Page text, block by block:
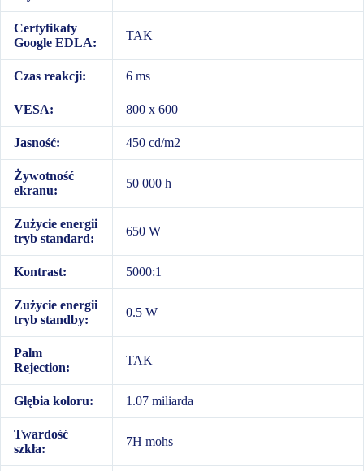
Certyfikaty
Google EDLA:
TAK
Czas reakcji: 6 ms
VESA: 800 x 600
Jasność: 450 cd/m2
Żywotność
ekranu:
50 000 h
Zużycie energii
tryb standard:
650 W
Kontrast: 5000:1
Zużycie energii
tryb standby:
0.5 W
Palm
Rejection:
TAK
Głębia koloru: 1.07 miliarda
Twardość
szkła:
7H mohs